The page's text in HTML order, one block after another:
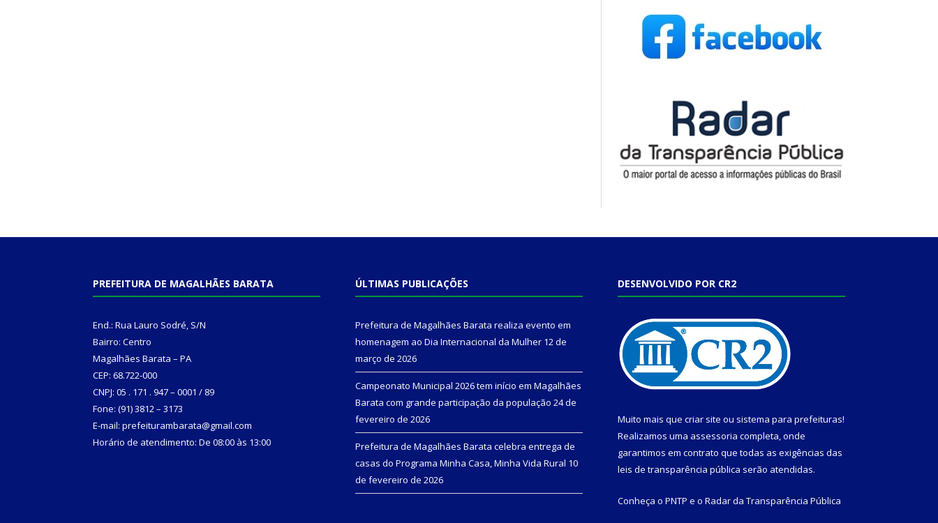
PREFEITURA DE MAGALHÃES BARATA
End.: Rua Lauro Sodré, S/N
Bairro: Centro
Magalhães Barata – PA
CEP: 68.722-000
CNPJ: 05 . 171 . 947 – 0001 / 89
Fone: (91) 3812 – 3173
E-mail: prefeiturambarata@gmail.com
Horário de atendimento: De 08:00 às 13:00
ÚLTIMAS PUBLICAÇÕES
Prefeitura de Magalhães Barata realiza evento em
homenagem ao Dia Internacional da Mulher 12 de
março de 2026
Campeonato Municipal 2026 tem início em Magalhães
Barata com grande participação da população 24 de
fevereiro de 2026
Prefeitura de Magalhães Barata celebra entrega de
casas do Programa Minha Casa, Minha Vida Rural 10
de fevereiro de 2026
DESENVOLVIDO POR CR2
Muito mais que criar site ou sistema para prefeituras!
Realizamos uma assessoria completa, onde
garantimos em contrato que todas as exigências das
leis de transparência pública serão atendidas.
Conheça o PNTP e o Radar da Transparência Pública